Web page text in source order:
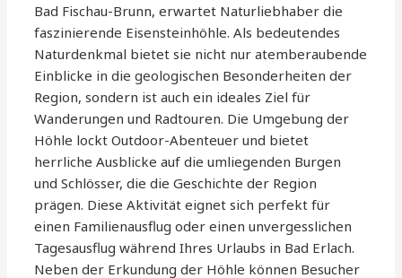
Bad Fischau-Brunn, erwartet Naturliebhaber die
faszinierende Eisensteinhöhle. Als bedeutendes
Naturdenkmal bietet sie nicht nur atemberaubende
Einblicke in die geologischen Besonderheiten der
Region, sondern ist auch ein ideales Ziel für
Wanderungen und Radtouren. Die Umgebung der
Höhle lockt Outdoor-Abenteuer und bietet
herrliche Ausblicke auf die umliegenden Burgen
und Schlösser, die die Geschichte der Region
prägen. Diese Aktivität eignet sich perfekt für
einen Familienausflug oder einen unvergesslichen
Tagesausflug während Ihres Urlaubs in Bad Erlach.
Neben der Erkundung der Höhle können Besucher